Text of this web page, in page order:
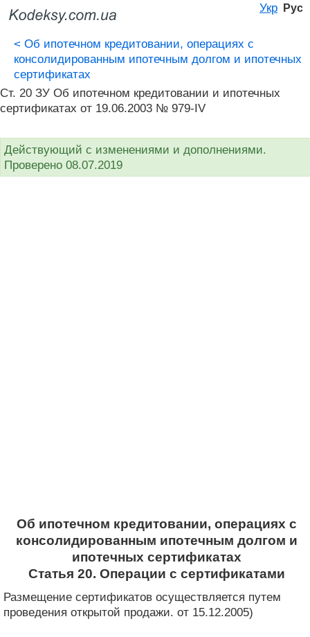
Укр Рус
< Об ипотечном кредитовании, операциях с
консолидированным ипотечным долгом и ипотечных
сертификатах
Ст. 20 ЗУ Об ипотечном кредитовании и ипотечных
сертификатах от 19.06.2003 № 979-IV
Действующий с изменениями и дополнениями.
Проверено 08.07.2019
Об ипотечном кредитовании, операциях с
консолидированным ипотечным долгом и
ипотечных сертификатах
Статья 20. Операции с сертификатами
Размещение сертификатов осуществляется путем
проведения открытой продажи. от 15.12.2005)